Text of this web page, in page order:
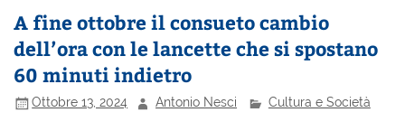
A fine ottobre il consueto cambio
dell’ora con le lancette che si spostano
60 minuti indietro
Ottobre 13, 2024 Antonio Nesci Cultura e Società